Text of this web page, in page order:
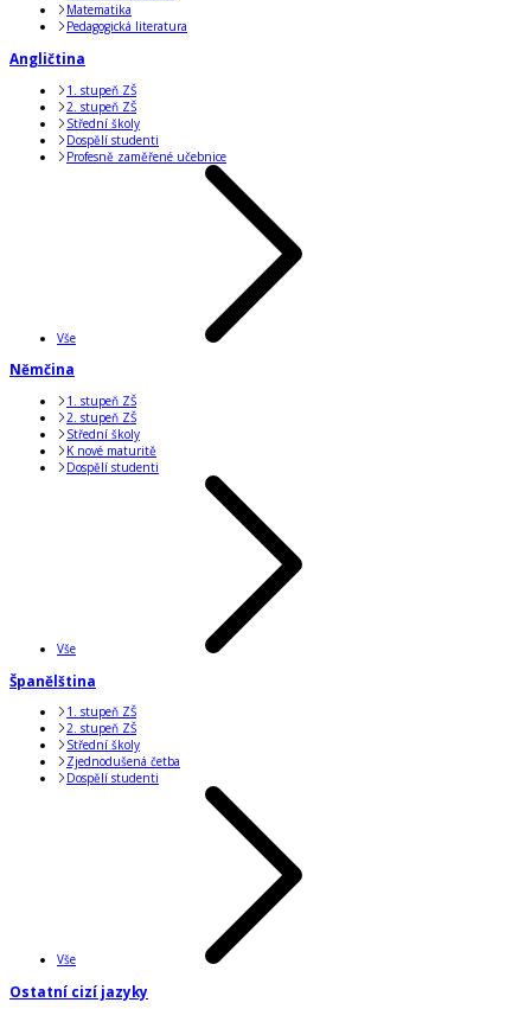
Matematika
Pedagogická literatura
Angličtina
1. stupeň ZŠ
2. stupeň ZŠ
Střední školy
Dospělí studenti
Profesně zaměřené učebnice
Vše
Němčina
1. stupeň ZŠ
2. stupeň ZŠ
Střední školy
K nové maturitě
Dospělí studenti
Vše
Španělština
1. stupeň ZŠ
2. stupeň ZŠ
Střední školy
Zjednodušená četba
Dospělí studenti
Vše
Ostatní cizí jazyky